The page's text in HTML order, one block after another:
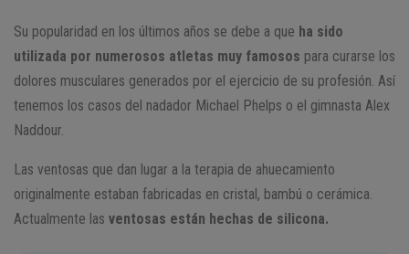
Su popularidad en los últimos años se debe a que ha sido
utilizada por numerosos atletas muy famosos para curarse los
dolores musculares generados por el ejercicio de su profesión. Así
tenemos los casos del nadador Michael Phelps o el gimnasta Alex
Naddour.
Las ventosas que dan lugar a la terapia de ahuecamiento
originalmente estaban fabricadas en cristal, bambú o cerámica.
Actualmente las ventosas están hechas de silicona.